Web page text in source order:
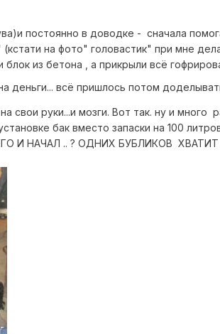
постоянно в доводке - сначала
на фото" головастик" при мне
из бетона , а прикрыли всё
деньги... всё пришлось потом
руки...и мозги. Вот так. ну и много
бак вместо запаски на 100
И НАЧАЛ .. ? ОДНИХ БУБЛИКОВ ХВАТИТ